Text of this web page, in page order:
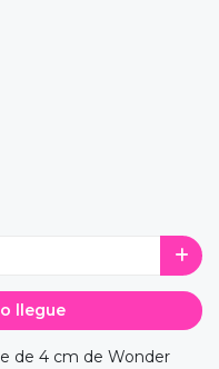
llegue
de 4 cm de Wonder